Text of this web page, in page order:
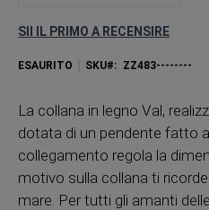
SII IL PRIMO A RECENSIRE
ESAURITO SKU ZZ483--------
La collana in legno Val,
dotata di un pendente fatto
collegamento regola la
motivo sulla collana ti
mare. Per tutti gli amanti